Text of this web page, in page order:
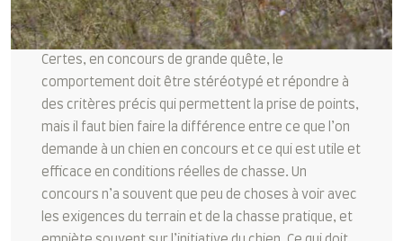
Certes, en concours de grande quête, le
comportement doit être stéréotypé et répondre à
des critères précis qui permettent la prise de points,
mais il faut bien faire la différence entre ce que l’on
demande à un chien en concours et ce qui est utile et
efficace en conditions réelles de chasse. Un
concours n’a souvent que peu de choses à voir avec
les exigences du terrain et de la chasse pratique, et